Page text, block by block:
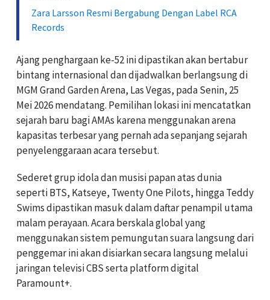
Zara Larsson Resmi Bergabung Dengan Label RCA
Records
Ajang penghargaan ke-52 ini dipastikan akan bertabur
bintang internasional dan dijadwalkan berlangsung di
MGM Grand Garden Arena, Las Vegas, pada Senin, 25
Mei 2026 mendatang. Pemilihan lokasi ini mencatatkan
sejarah baru bagi AMAs karena menggunakan arena
kapasitas terbesar yang pernah ada sepanjang sejarah
penyelenggaraan acara tersebut.
Sederet grup idola dan musisi papan atas dunia
seperti BTS, Katseye, Twenty One Pilots, hingga Teddy
Swims dipastikan masuk dalam daftar penampil utama
malam perayaan. Acara berskala global yang
menggunakan sistem pemungutan suara langsung dari
penggemar ini akan disiarkan secara langsung melalui
jaringan televisi CBS serta platform digital
Paramount+.